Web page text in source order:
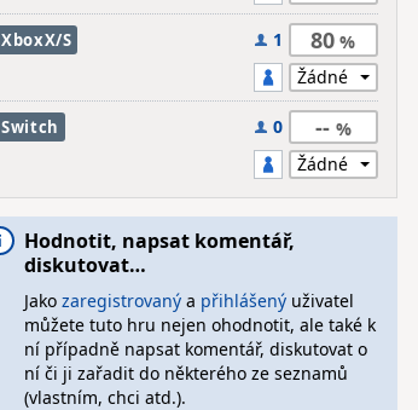
XboxX/S 1 80
Switch 0 --
Hodnotit, napsat komentář,
diskutovat…
Jako zaregistrovanýa přihlášenýuživatel
můžete tuto hru nejen ohodnotit, ale také k
ní případně napsat komentář, diskutovat o
ní či ji zařadit do některého ze seznamů
(vlastním, chci atd.).